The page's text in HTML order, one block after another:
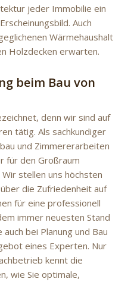
jeder Immobilie ein
Auch
Wärmehaushalt
Holzdecken erwarten.
beim Bau von
denn wir sind auf
tätig. Als sachkundiger
und Zimmererarbeiten
für den Großraum
stellen uns höchsten
die Zufriedenheit auf
für eine professionell
immer neuesten Stand
bei Planung und Bau
eines Experten. Nur
kennt die
wie Sie optimale,